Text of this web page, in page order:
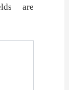
are